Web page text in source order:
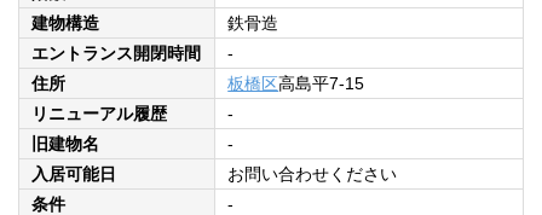
建物構造
鉄骨造
エントランス開閉時間
-
住所
板橋区高島平7-15
リニューアル履歴
-
旧建物名
-
入居可能日
お問い合わせください
条件
-